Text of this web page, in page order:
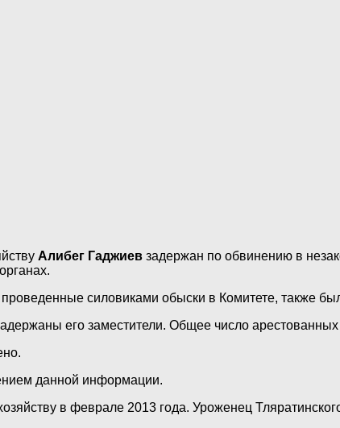
Алибег Гаджиев задержан по обвинению в
силовиками обыски в Комитете, также
его заместители. Общее число
данной информации.
в феврале 2013 года. Уроженец